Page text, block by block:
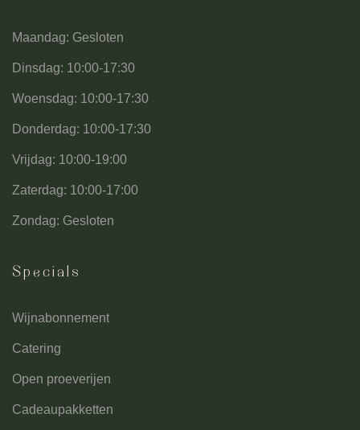
Maandag: Gesloten
Dinsdag: 10:00-17:30
Woensdag: 10:00-17:30
Donderdag: 10:00-17:30
Vrijdag: 10:00-19:00
Zaterdag: 10:00-17:00
Zondag: Gesloten
Specials
Wijnabonnement
Catering
Open proeverijen
Cadeaupakketten